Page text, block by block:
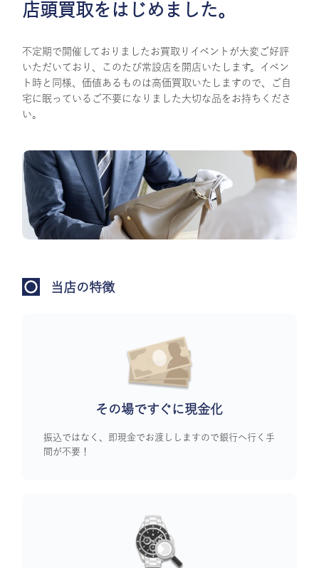
店頭買取をはじめました。
不定期で開催しておりましたお買取りイベントが大変ご好評
いただいており、このたび常設店を開店いたします。イベン
ト時と同様、価値あるものは高価買取いたしますので、ご自
宅に眠っているご不要になりました大切な品をお持ちくださ
い。
当店の特徴
その場ですぐに現金化
振込ではなく、即現金でお渡ししますので銀行へ行く手
間が不要！